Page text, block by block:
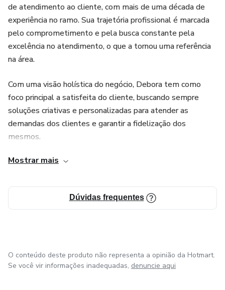
de atendimento ao cliente, com mais de uma década de
experiência no ramo. Sua trajetória profissional é marcada
pelo comprometimento e pela busca constante pela
excelência no atendimento, o que a tornou uma referência
na área.
Com uma visão holística do negócio, Debora tem como
foco principal a satisfeita do cliente, buscando sempre
soluções criativas e personalizadas para atender as
demandas dos clientes e garantir a fidelização dos
mesmos.
Seus anos de experiência em diversas empresas do setor,
fizeram com que Debora se tornasse uma referência no
mercado. Sua expertise em treinamento de equipes e
Com um currículo invejável e uma personalidade cativante,
Debora é uma inspiração para aqueles que desejam se
Mostrar mais
Dúvidas frequentes
O conteúdo deste produto não representa a opinião da Hotmart.
Se você vir informações inadequadas, denuncie aqui